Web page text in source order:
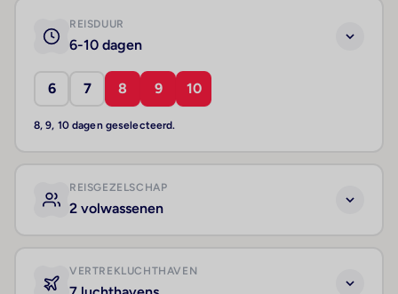
REISDUUR
6-10 dagen
6 7 8 9 10
8, 9, 10 dagen geselecteerd.
REISGEZELSCHAP
2 volwassenen
VERTREKLUCHTHAVEN